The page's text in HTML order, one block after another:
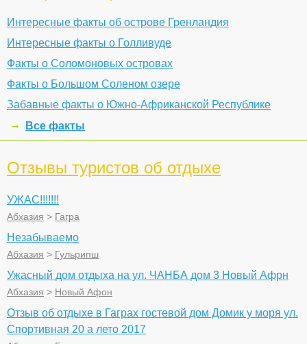
Интересные факты об острове Гренландия
Интересные факты о Голливуде
Факты о Соломоновых островах
Факты о Большом Соленом озере
Забавные факты о Южно-Африканской Республике
Все факты
Отзывы туристов об отдыхе
УЖАС!!!!!!!
Абхазия > Гагра
Незабываемо
Абхазия > Гульрипш
Ужасный дом отдыха на ул. ЧАНБА дом 3 Новый Афрн
Абхазия > Новый Афон
Отзыв об отдыхе в Гаграх гостевой дом Домик у моря ул.
Спортивная 20 а лето 2017